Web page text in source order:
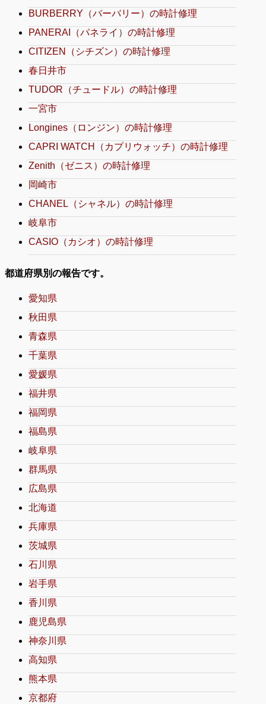
BURBERRY（バーバリー）の時計修理
PANERAI（パネライ）の時計修理
CITIZEN（シチズン）の時計修理
春日井市
TUDOR（チュードル）の時計修理
一宮市
Longines（ロンジン）の時計修理
CAPRI WATCH（カプリウォッチ）の時計修理
Zenith（ゼニス）の時計修理
岡崎市
CHANEL（シャネル）の時計修理
岐阜市
CASIO（カシオ）の時計修理
都道府県別の報告です。
愛知県
秋田県
青森県
千葉県
愛媛県
福井県
福岡県
福島県
岐阜県
群馬県
広島県
北海道
兵庫県
茨城県
石川県
岩手県
香川県
鹿児島県
神奈川県
高知県
熊本県
京都府